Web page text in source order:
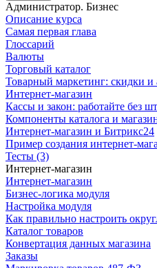
Администратор. Бизнес
Описание курса
Самая первая глава
Глоссарий
Валюты
Торговый каталог
Товарный маркетинг: скидки и
Интернет-магазин
Кассы и закон: работайте без
Компоненты каталога и
Интернет-магазин и Битрикс24
Пример создания интернет-
Тесты (3)
Интернет-магазин
Интернет-магазин
Бизнес-логика модуля
Настройка модуля
Как правильно настроить
Каталог товаров
Конвертация данных магазина
Заказы